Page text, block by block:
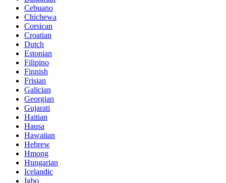
Cebuano
Chichewa
Corsican
Croatian
Dutch
Estonian
Filipino
Finnish
Frisian
Galician
Georgian
Gujarati
Haitian
Hausa
Hawaiian
Hebrew
Hmong
Hungarian
Icelandic
Igbo